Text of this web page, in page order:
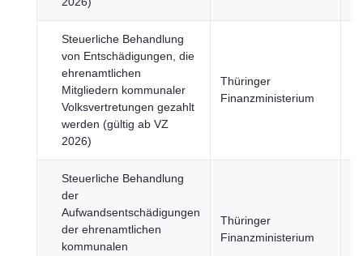
Steuerliche Behandlung
von Entschädigungen, die
ehrenamtlichen
Mitgliedern kommunaler
Volksvertretungen gezahlt
werden (gültig ab VZ
2026)
Thüringer
Finanzministerium
Steuerliche Behandlung
der
Aufwandsentschädigungen
der ehrenamtlichen
kommunalen
Thüringer
Finanzministerium